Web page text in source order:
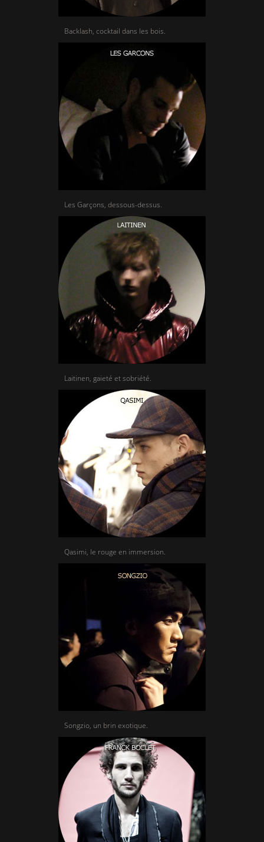
Backlash, cocktail dans les bois.
Les Garçons, dessous-dessus.
Laitinen, gaieté et sobriété.
Qasimi, le rouge en immersion.
Songzio, un brin exotique.